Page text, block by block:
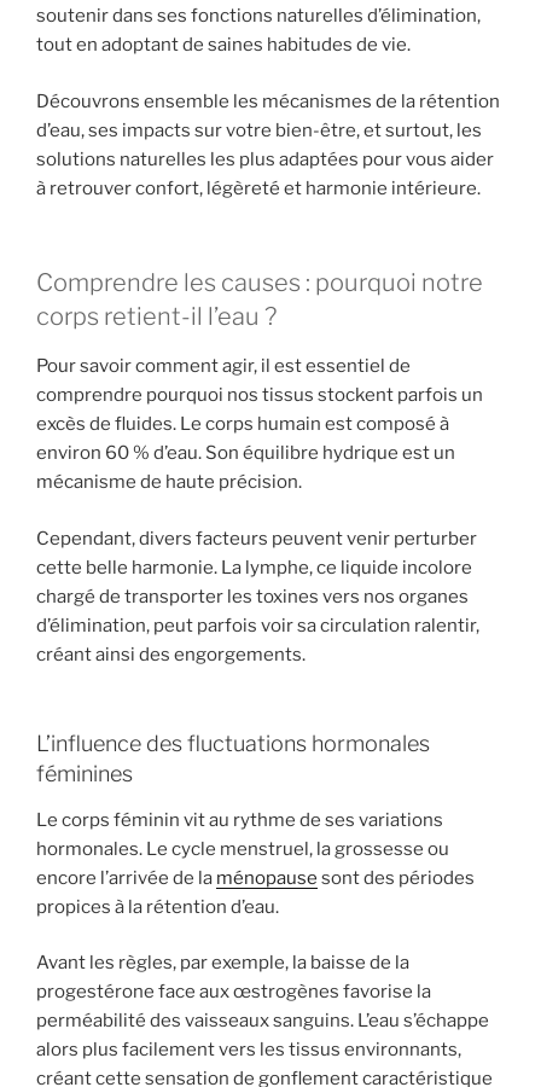
soutenir dans ses fonctions naturelles d’élimination,
tout en adoptant de saines habitudes de vie.
Découvrons ensemble les mécanismes de la rétention
d’eau, ses impacts sur votre bien-être, et surtout, les
solutions naturelles les plus adaptées pour vous aider
à retrouver confort, légèreté et harmonie intérieure.
Comprendre les causes : pourquoi notre
corps retient-il l’eau ?
Pour savoir comment agir, il est essentiel de
comprendre pourquoi nos tissus stockent parfois un
excès de fluides. Le corps humain est composé à
environ 60 % d’eau. Son équilibre hydrique est un
mécanisme de haute précision.
Cependant, divers facteurs peuvent venir perturber
cette belle harmonie. La lymphe, ce liquide incolore
chargé de transporter les toxines vers nos organes
d’élimination, peut parfois voir sa circulation ralentir,
créant ainsi des engorgements.
L’influence des fluctuations hormonales
féminines
Le corps féminin vit au rythme de ses variations
hormonales. Le cycle menstruel, la grossesse ou
encore l’arrivée de la ménopause sont des périodes
propices à la rétention d’eau.
Avant les règles, par exemple, la baisse de la
progestérone face aux œstrogènes favorise la
perméabilité des vaisseaux sanguins. L’eau s’échappe
alors plus facilement vers les tissus environnants,
créant cette sensation de gonflement caractéristique